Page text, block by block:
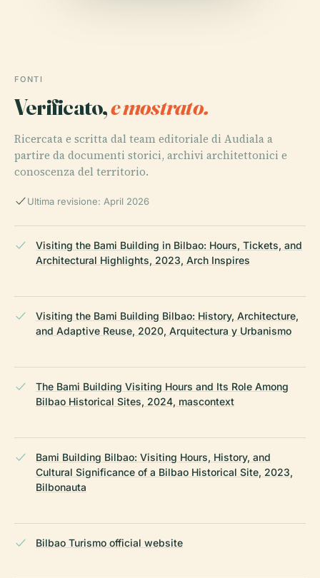
FONTI
Verificato,e mostrato.
Ricercata e scritta dal team editoriale di Audiala a
partire da documenti storici, archivi architettonici e
conoscenza del territorio.
Ultima revisione: April 2026
Visiting the Bami Building in Bilbao: Hours, Tickets, and
Architectural Highlights, 2023, Arch Inspires
Visiting the Bami Building Bilbao: History, Architecture,
and Adaptive Reuse, 2020, Arquitectura y Urbanismo
The Bami Building Visiting Hours and Its Role Among
Bilbao Historical Sites, 2024, mascontext
Bami Building Bilbao: Visiting Hours, History, and
Cultural Significance of a Bilbao Historical Site, 2023,
Bilbonauta
Bilbao Turismo official website